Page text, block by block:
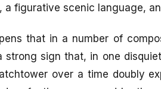
a figurative scenic language,
that in a number of
strong sign that, in one
over a time doubly